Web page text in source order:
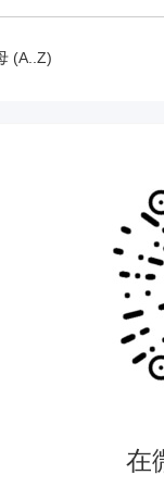
(A..Z)
在